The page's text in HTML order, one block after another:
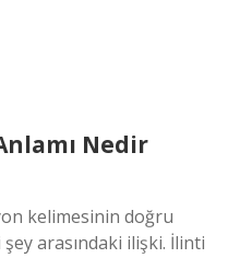
Nedir
kelimesinin doğru
şey arasındaki ilişki. İlinti